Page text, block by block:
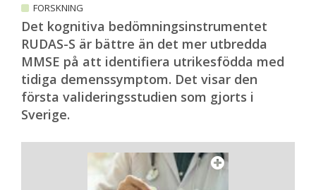
FORSKNING
Det kognitiva bedömningsinstrumentet
RUDAS-S är bättre än det mer utbredda
MMSE på att identifiera utrikesfödda med
tidiga demenssymptom. Det visar den
första valideringsstudien som gjorts i
Sverige.